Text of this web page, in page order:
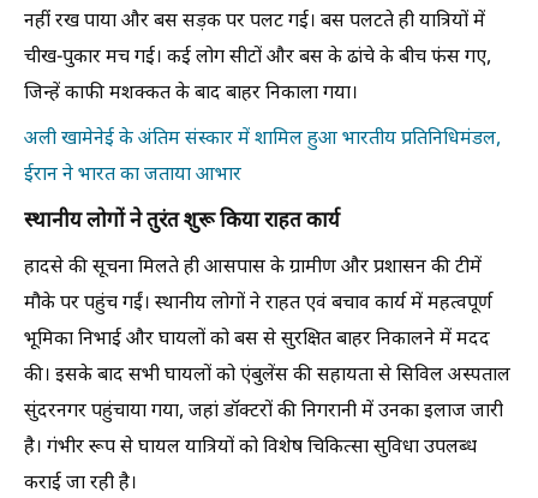
नहीं रख पाया और बस सड़क पर पलट गई। बस पलटते ही यात्रियों में
चीख-पुकार मच गई। कई लोग सीटों और बस के ढांचे के बीच फंस गए,
जिन्हें काफी मशक्कत के बाद बाहर निकाला गया।
अली खामेनेई के अंतिम संस्कार में शामिल हुआ भारतीय प्रतिनिधिमंडल,
ईरान ने भारत का जताया आभार
स्थानीय लोगों ने तुरंत शुरू किया राहत कार्य
हादसे की सूचना मिलते ही आसपास के ग्रामीण और प्रशासन की टीमें
मौके पर पहुंच गईं। स्थानीय लोगों ने राहत एवं बचाव कार्य में महत्वपूर्ण
भूमिका निभाई और घायलों को बस से सुरक्षित बाहर निकालने में मदद
की। इसके बाद सभी घायलों को एंबुलेंस की सहायता से सिविल अस्पताल
सुंदरनगर पहुंचाया गया, जहां डॉक्टरों की निगरानी में उनका इलाज जारी
है। गंभीर रूप से घायल यात्रियों को विशेष चिकित्सा सुविधा उपलब्ध
कराई जा रही है।